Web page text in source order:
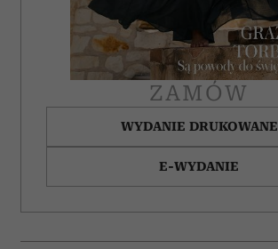
ZAMÓW
WYDANIE DRUKOWANE
E-WYDANIE